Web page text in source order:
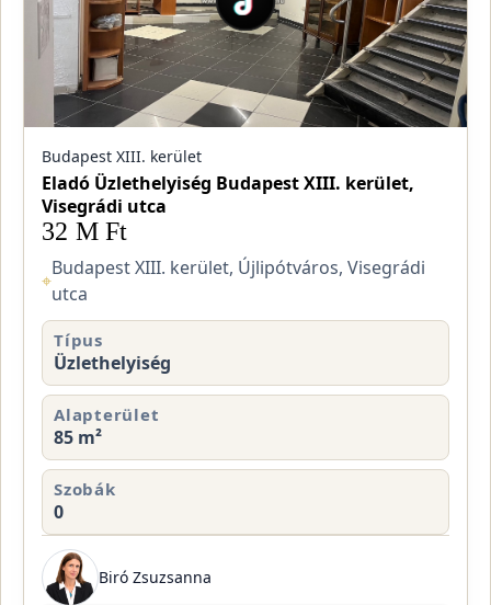
Budapest XIII. kerület
Eladó Üzlethelyiség Budapest XIII. kerület,
Visegrádi utca
32 M Ft
⌖
Budapest XIII. kerület, Újlipótváros, Visegrádi
utca
Típus
Üzlethelyiség
Alapterület
85 m²
Szobák
0
Biró Zsuzsanna